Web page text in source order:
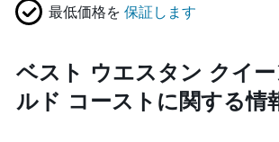
最低価格を 保証します
ベスト ウエスタン クイ
ルド コーストに関する情